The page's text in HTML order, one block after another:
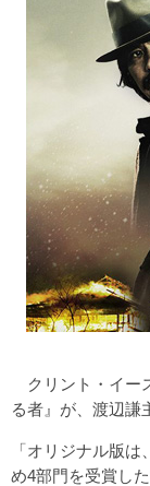
クリント・イー
る者』が、渡辺謙
「オリジナル版
め4部門を受賞し